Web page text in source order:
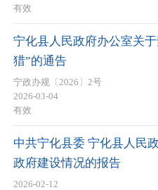
有效
宁化县人民政府办公室关
猎”的通告
宁政办规〔2026〕2号
2026-03-04
有效
中共宁化县委 宁化县人民
政府建设情况的报告
2026-02-12